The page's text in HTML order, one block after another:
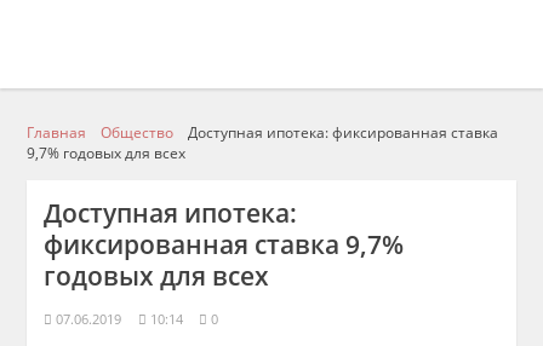
Главная Общество
Доступная ипотека: фиксированная ставка
9,7% годовых для всех
Доступная ипотека:
фиксированная ставка 9,7%
годовых для всех
07.06.2019 10:14 0